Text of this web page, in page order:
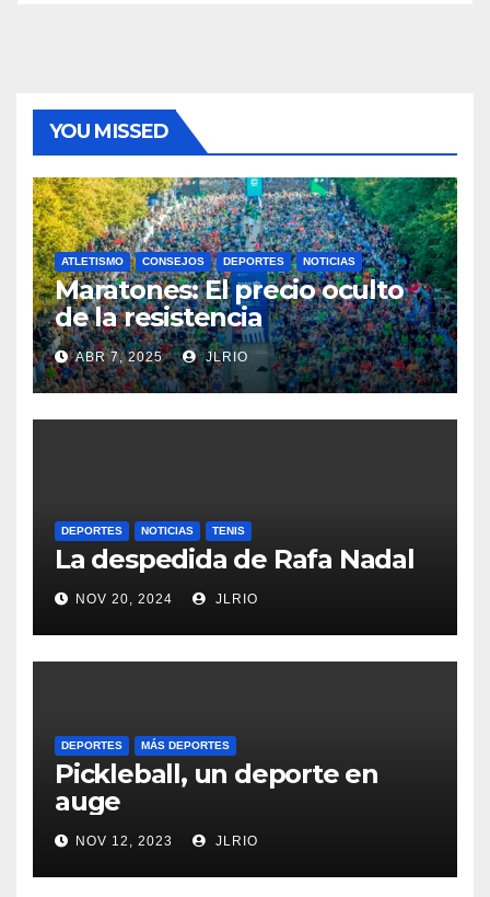
YOU MISSED
ATLETISMO CONSEJOS DEPORTES NOTICIAS
Maratones: El precio oculto
de la resistencia
ABR 7, 2025 JLRIO
DEPORTES NOTICIAS TENIS
La despedida de Rafa Nadal
NOV 20, 2024 JLRIO
DEPORTES MÁS DEPORTES
Pickleball, un deporte en
auge
NOV 12, 2023 JLRIO